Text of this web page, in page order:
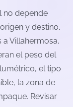
no depende
y destino.
a Villahermosa,
el peso del
el tipo
la zona de
Revisar